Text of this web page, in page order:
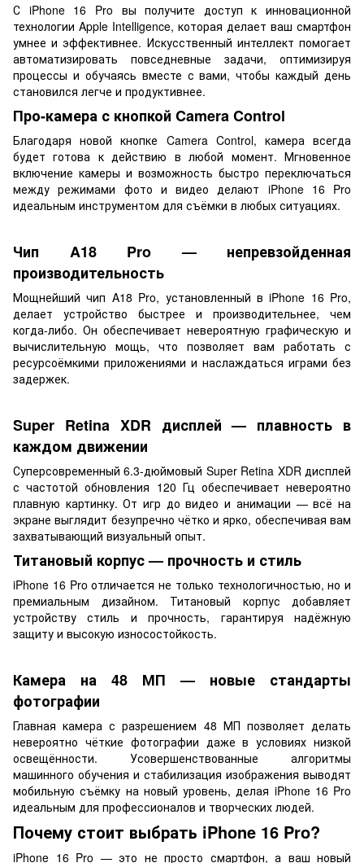
С iPhone 16 Pro вы получите доступ к инновационной
технологии Apple Intelligence, которая делает ваш смартфон
умнее и эффективнее. Искусственный интеллект помогает
автоматизировать повседневные задачи, оптимизируя
процессы и обучаясь вместе с вами, чтобы каждый день
становился легче и продуктивнее.
Про-камера с кнопкой Camera Control
Благодаря новой кнопке Camera Control, камера всегда
будет готова к действию в любой момент. Мгновенное
включение камеры и возможность быстро переключаться
между режимами фото и видео делают iPhone 16 Pro
идеальным инструментом для съёмки в любых ситуациях.
Чип A18 Pro — непревзойденная
производительность
Мощнейший чип A18 Pro, установленный в iPhone 16 Pro,
делает устройство быстрее и производительнее, чем
когда-либо. Он обеспечивает невероятную графическую и
вычислительную мощь, что позволяет вам работать с
ресурсоёмкими приложениями и наслаждаться играми без
задержек.
Super Retina XDR дисплей — плавность в
каждом движении
Суперсовременный 6.3-дюймовый Super Retina XDR дисплей
с частотой обновления 120 Гц обеспечивает невероятно
плавную картинку. От игр до видео и анимации — всё на
экране выглядит безупречно чётко и ярко, обеспечивая вам
захватывающий визуальный опыт.
Титановый корпус — прочность и стиль
iPhone 16 Pro отличается не только технологичностью, но и
премиальным дизайном. Титановый корпус добавляет
устройству стиль и прочность, гарантируя надёжную
защиту и высокую износостойкость.
Камера на 48 МП — новые стандарты
фотографии
Главная камера с разрешением 48 МП позволяет делать
невероятно чёткие фотографии даже в условиях низкой
освещённости. Усовершенствованные алгоритмы
машинного обучения и стабилизация изображения выводят
мобильную съёмку на новый уровень, делая iPhone 16 Pro
идеальным для профессионалов и творческих людей.
Почему стоит выбрать iPhone 16 Pro?
iPhone 16 Pro — это не просто смартфон, а ваш новый